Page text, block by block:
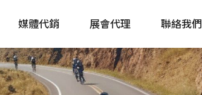
媒體代銷 展會代理 聯絡我們